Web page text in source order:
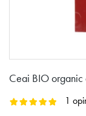
Ceai BIO
1